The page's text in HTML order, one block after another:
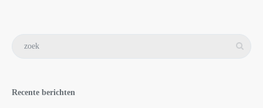
Recente berichten